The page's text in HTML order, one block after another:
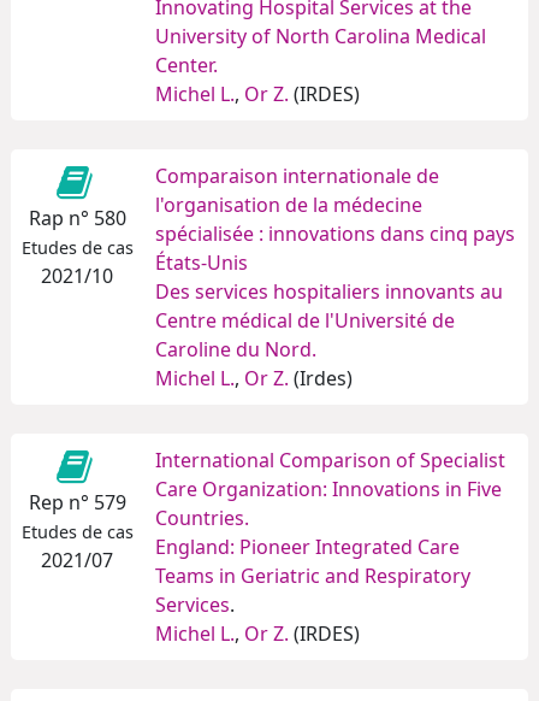
Innovating Hospital Services at the
University of North Carolina Medical
Center.
Michel L., Or Z. (IRDES)
Rap n° 580
Etudes de cas
2021/10
Comparaison internationale de
l'organisation de la médecine
spécialisée : innovations dans cinq pays
États-Unis
Des services hospitaliers innovants au
Centre médical de l'Université de
Caroline du Nord.
Michel L., Or Z. (Irdes)
Rep n° 579
Etudes de cas
2021/07
International Comparison of Specialist
Care Organization: Innovations in Five
Countries.
England: Pioneer Integrated Care
Teams in Geriatric and Respiratory
Services.
Michel L., Or Z. (IRDES)